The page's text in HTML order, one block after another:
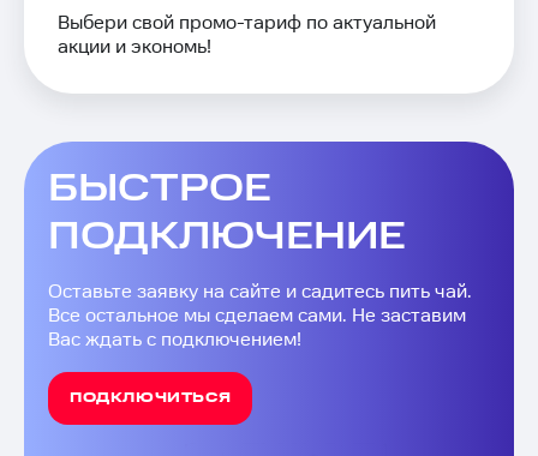
Выбери свой промо-тариф по актуальной
акции и экономь!
БЫСТРОЕ
ПОДКЛЮЧЕНИЕ
Оставьте заявку на сайте и садитесь пить чай.
Все остальное мы сделаем сами. Не заставим
Вас ждать с подключением!
ПОДКЛЮЧИТЬСЯ